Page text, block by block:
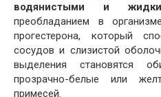
водянистыми и
преобладанием в
прогестерона, который
сосудов и слизистой
выделения становятся
прозрачно-белые или
примесей.